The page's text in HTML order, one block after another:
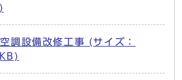
調設備改修工事 (サイズ：